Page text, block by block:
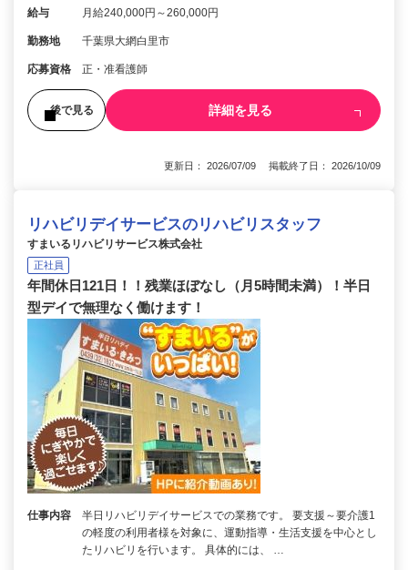
給与 月給240,000円～260,000円
勤務地 千葉県大網白里市
応募資格 正・准看護師
後で見る 詳細を見る
更新日： 2026/07/09 掲載終了日： 2026/10/09
リハビリデイサービスのリハビリスタッフ
すまいるリハビリサービス株式会社
正社員
年間休日121日！！残業ほぼなし（月5時間未満）！半日
型デイで無理なく働けます！
仕事内容
半日リハビリデイサービスでの業務です。 要支援～要介護1
の軽度の利用者様を対象に、運動指導・生活支援を中心とし
たリハビリを行います。 具体的には、 …